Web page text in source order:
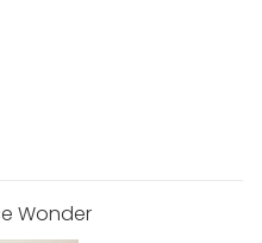
Wonder